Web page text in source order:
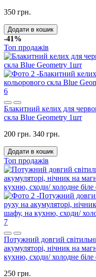
350 грн.
Додати в кошик
-41%
Топ продажів
6
Блакитний келих для
скла Blue Geometry 1шт
200 грн. 340 грн.
Додати в кошик
Топ продажів
7
Потужний довгий
акумуляторі, нічник на
кухню, сходи/ холодне біле
250 грн.